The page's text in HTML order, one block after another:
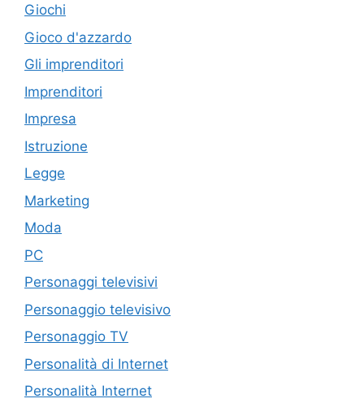
Giochi
Gioco d'azzardo
Gli imprenditori
Imprenditori
Impresa
Istruzione
Legge
Marketing
Moda
PC
Personaggi televisivi
Personaggio televisivo
Personaggio TV
Personalità di Internet
Personalità Internet